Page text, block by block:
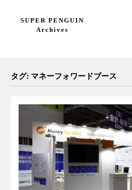
SUPER PENGUIN
Archives
タグ: マネーフォワードブース